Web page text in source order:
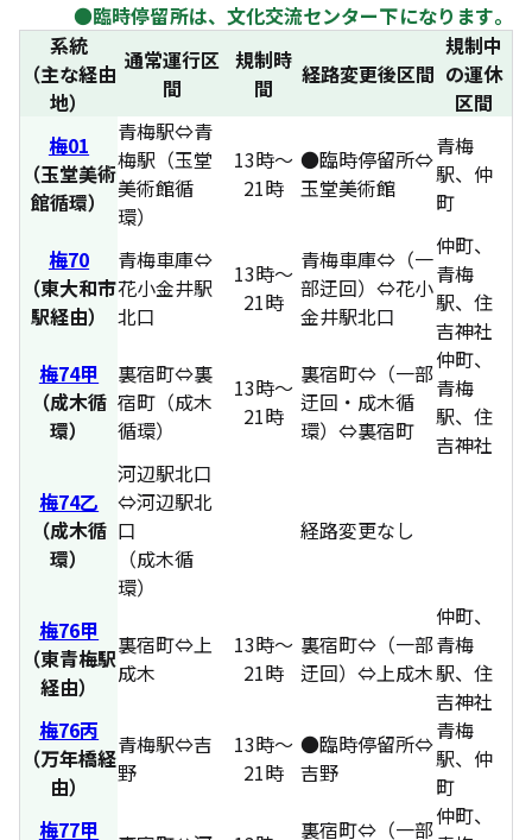
●臨時停留所は、文化交流センター下になります。
系統
（主な経由
地）
通常運行区
間
規制時
間
経路変更後区間
規制中
の運休
区間
梅01
（玉堂美術
館循環）
青梅駅⇔青
梅駅（玉堂
美術館循
環）
13時～
21時
●臨時停留所⇔
玉堂美術館
青梅
駅、仲
町
梅70
（東大和市
駅経由）
青梅車庫⇔
花小金井駅
北口
13時～
21時
青梅車庫⇔（一
部迂回）⇔花小
金井駅北口
仲町、
青梅
駅、住
吉神社
梅74甲
（成木循
環）
裏宿町⇔裏
宿町（成木
循環）
13時～
21時
裏宿町⇔（一部
迂回・成木循
環）⇔裏宿町
仲町、
青梅
駅、住
吉神社
梅74乙
（成木循
環）
河辺駅北口
⇔河辺駅北
口
（成木循
環）
経路変更なし
梅76甲
（東青梅駅
経由）
裏宿町⇔上
成木
13時～
21時
裏宿町⇔（一部
迂回）⇔上成木
仲町、
青梅
駅、住
吉神社
梅76丙
（万年橋経
由）
青梅駅⇔吉
野
13時～
21時
●臨時停留所⇔
吉野
青梅
駅、仲
町
梅77甲
裏宿町⇔（一部仲町、